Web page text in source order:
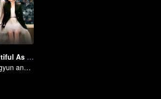
As Beautiful As You
Tan Songyun and Xu Kai join forces in the workplace